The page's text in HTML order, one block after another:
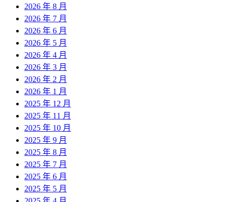
2026 年 8 月
2026 年 7 月
2026 年 6 月
2026 年 5 月
2026 年 4 月
2026 年 3 月
2026 年 2 月
2026 年 1 月
2025 年 12 月
2025 年 11 月
2025 年 10 月
2025 年 9 月
2025 年 8 月
2025 年 7 月
2025 年 6 月
2025 年 5 月